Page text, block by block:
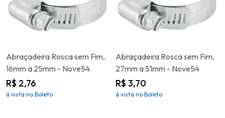
Abraçadeira Rosca sem Fim,
16mm a 25mm - Nove54
R$ 2,76
à vista no Boleto
Abraçadeira Rosca sem Fim,
27mm a 51mm - Nove54
R$ 3,70
à vista no Boleto